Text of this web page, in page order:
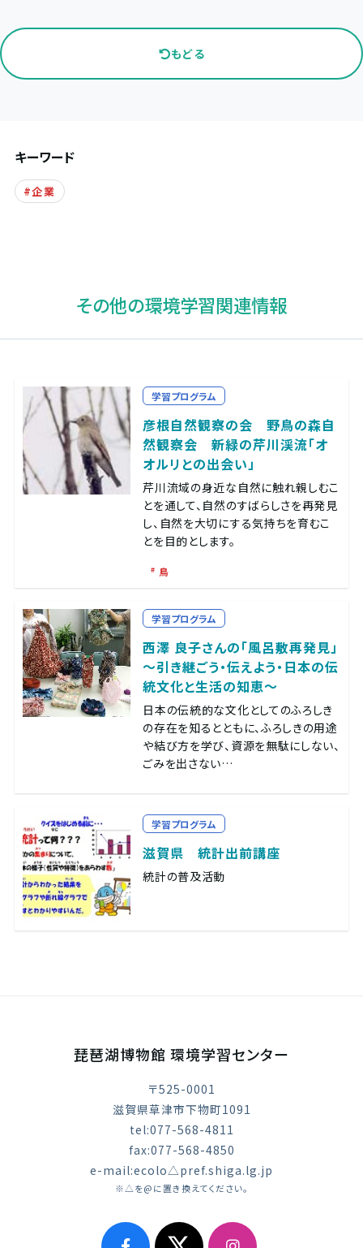
もどる
キーワード
企業
その他の環境学習関連情報
学習プログラム
彦根自然観察の会 野鳥の森自
然観察会 新緑の芹川渓流「オ
オルリとの出会い」
芹川流域の身近な自然に触れ親しむこ
とを通して、自然のすばらしさを再発見
し、自然を大切にする気持ちを育むこ
とを目的とします。
鳥
学習プログラム
西澤 良子さんの「風呂敷再発見」
～引き継ごう・伝えよう・日本の伝
統文化と生活の知恵～
日本の伝統的な文化としてのふろしき
の存在を知るとともに、ふろしきの用途
や結び方を学び、資源を無駄にしない、
ごみを出さない…
学習プログラム
滋賀県 統計出前講座
統計の普及活動
琵琶湖博物館 環境学習センター
〒525-0001
滋賀県草津市下物町1091
tel:077-568-4811
fax:077-568-4850
e-mail:ecolo△pref.shiga.lg.jp
※△を@に置き換えてください。